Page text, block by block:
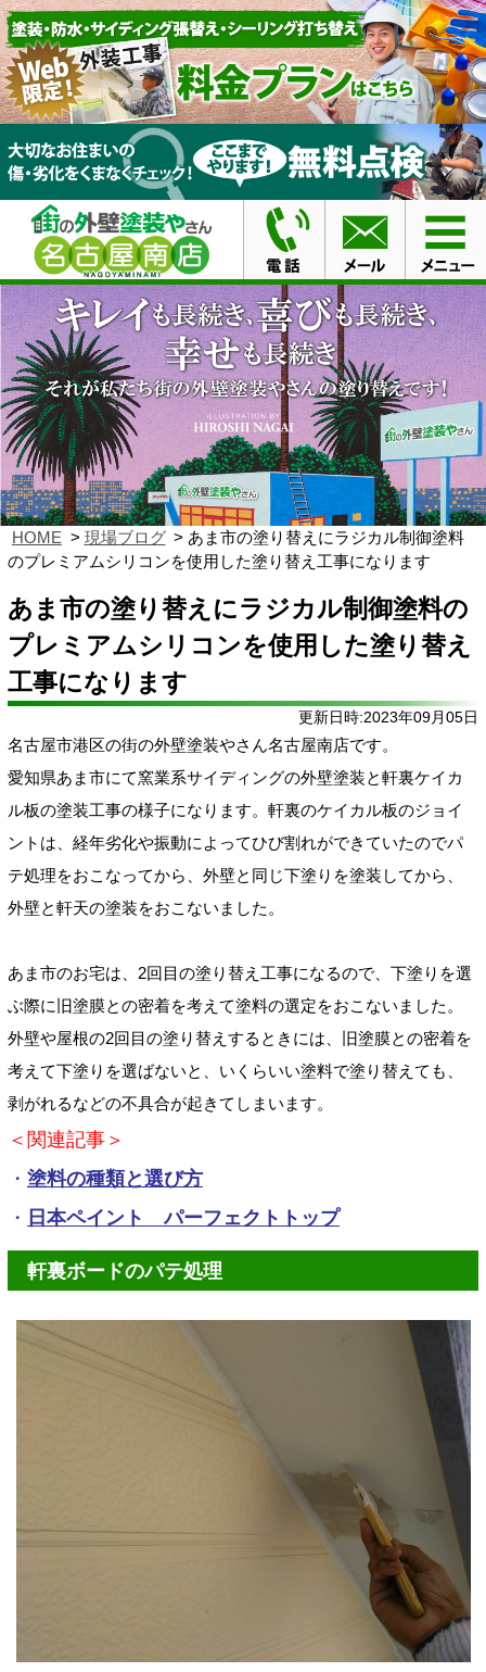
HOME 現場ブログ
あま市の塗り替えにラジカル制御塗料
のプレミアムシリコンを使用した塗り替え工事になります
あま市の塗り替えにラジカル制御塗料の
プレミアムシリコンを使用した塗り替え
工事になります
更新日時:2023年09月05日
名古屋市港区の街の外壁塗装やさん名古屋南店です。
愛知県あま市にて窯業系サイディングの外壁塗装と軒裏ケイカ
ル板の塗装工事の様子になります。軒裏のケイカル板のジョイ
ントは、経年劣化や振動によってひび割れができていたのでパ
テ処理をおこなってから、外壁と同じ下塗りを塗装してから、
外壁と軒天の塗装をおこないました。
あま市のお宅は、2回目の塗り替え工事になるので、下塗りを選
ぶ際に旧塗膜との密着を考えて塗料の選定をおこないました。
外壁や屋根の2回目の塗り替えするときには、旧塗膜との密着を
考えて下塗りを選ばないと、いくらいい塗料で塗り替えても、
剥がれるなどの不具合が起きてしまいます。
＜関連記事＞
・ 塗料の種類と選び方
・ 日本ペイント パーフェクトトップ
軒裏ボードのパテ処理